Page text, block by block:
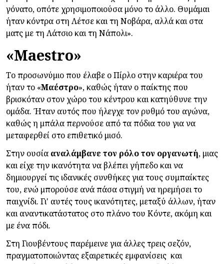
γόνατο, οπότε χρησιμοποιούσα μόνο το άλλο. Θυμάμαι
ήταν κόντρα στη Λέτσε και τη Νοβάρα, αλλά και στα
ματς με τη Λάτσιο και τη Νάπολι».
«Maestro»
Το προσωνύμιο που έλαβε ο Πίρλο στην καριέρα του
ήταν το «Μαέστρο», καθώς ήταν ο παίκτης που
βρισκόταν στον χώρο του κέντρου και κατηύθυνε την
ομάδα. Ήταν αυτός που ήλεγχε τον ρυθμό του αγώνα,
καθώς η μπάλα περνούσε από τα πόδια του για να
μεταφερθεί στο επιθετικό μισό.
Στην ουσία αναλάμβανε τον ρόλο τον οργανωτή, μιας
και είχε την ικανότητα να βλέπει γήπεδο και να
δημιουργεί τις ιδανικές συνθήκες για τους συμπαίκτες
του, ενώ μπορούσε ανά πάσα στιγμή να ηρεμήσει το
παιχνίδι. Γι' αυτές τους ικανότητες, μεταξύ άλλων, ήταν
και αναντικατάστατος στο πλάνο του Κόντε, ακόμη και
με ένα πόδι.
Στη Γιουβέντους παρέμεινε για άλλες τρεις σεζόν,
πραγματοποιώντας εξαιρετικές εμφανίσεις και